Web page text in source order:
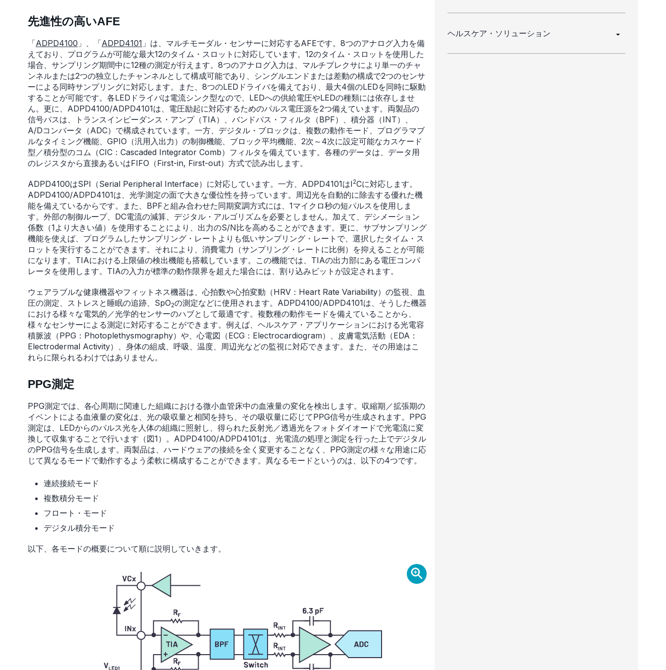
先進性の高いAFE
「ADPD4100 」、「ADPD4101 」は、マルチモーダル・センサーに対応するAFEです。8つのアナログ入力を備
えており、プログラムが可能な最大12のタイム・スロットに対応しています。12のタイム・スロットを使用した
場合、サンプリング期間中に12種の測定が行えます。8つのアナログ入力は、マルチプレクサにより単一のチャ
ンネルまたは2つの独立したチャンネルとして構成可能であり、シングルエンドまたは差動の構成で2つのセンサ
ーによる同時サンプリングに対応します。また、8つのLEDドライバを備えており、最大4個のLEDを同時に駆動
することが可能です。各LEDドライバは電流シンク型なので、LEDへの供給電圧やLEDの種類には依存しませ
ん。更に、ADPD4100/ADPD4101は、電圧励起に対応するためのパルス電圧源を2つ備えています。両製品の
信号パスは、トランスインピーダンス・アンプ（TIA）、バンドパス・フィルタ（BPF）、積分器（INT）、
A/Dコンバータ（ADC）で構成されています。一方、デジタル・ブロックは、複数の動作モード、プログラマブ
ルなタイミング機能、GPIO（汎用入出力）の制御機能、ブロック平均機能、2次～4次に設定可能なカスケード
型／積分型のコム（CIC：Cascaded Integrator Comb）フィルタを備えています。各種のデータは、データ用
のレジスタから直接あるいはFIFO（First-in, First-out）方式で読み出します。
ADPD4100はSPI（Serial Peripheral Interface）に対応しています。一方、ADPD4101はI2Cに対応します。
ADPD4100/ADPD4101は、光学測定の面で大きな優位性を持っています。周辺光を自動的に除去する優れた機
能を備えているからです。また、BPFと組み合わせた同期変調方式には、1マイクロ秒の短パルスを使用しま
す。外部の制御ループ、DC電流の減算、デジタル・アルゴリズムを必要としません。加えて、デシメーション
係数（1より大きい値）を使用することにより、出力のS/N比を高めることができます。更に、サブサンプリング
機能を使えば、プログラムしたサンプリング・レートよりも低いサンプリング・レートで、選択したタイム・ス
ロットを実行することができます。それにより、消費電力（サンプリング・レートに比例）を抑えることが可能
になります。TIAにおける上限値の検出機能も搭載しています。この機能では、TIAの出力部にある電圧コンパ
レータを使用します。TIAの入力が標準の動作限界を超えた場合には、割り込みビットが設定されます。
ウェアラブルな健康機器やフィットネス機器は、心拍数や心拍変動（HRV：Heart Rate Variability）の監視、血
圧の測定、ストレスと睡眠の追跡、SpO2の測定などに使用されます。ADPD4100/ADPD4101は、そうした機器
における様々な電気的／光学的センサーのハブとして最適です。複数種の動作モードを備えていることから、
様々なセンサーによる測定に対応することができます。例えば、ヘルスケア・アプリケーションにおける光電容
積脈波（PPG：Photoplethysmography）や、心電図（ECG：Electrocardiogram）、皮膚電気活動（EDA：
Electrodermal Activity）、身体の組成、呼吸、温度、周辺光などの監視に対応できます。また、その用途はこ
れらに限られるわけではありません。
PPG測定
PPG測定では、各心周期に関連した組織における微小血管床中の血液量の変化を検出します。収縮期／拡張期の
イベントによる血液量の変化は、光の吸収量と相関を持ち、その吸収量に応じてPPG信号が生成されます。PPG
測定は、LEDからのパルス光を人体の組織に照射し、得られた反射光／透過光をフォトダイオードで光電流に変
換して収集することで行います（図1）。ADPD4100/ADPD4101は、光電流の処理と測定を行った上でデジタル
のPPG信号を生成します。両製品は、ハードウェアの接続を全く変更することなく、PPG測定の様々な用途に応
じて異なるモードで動作するよう柔軟に構成することができます。異なるモードというのは、以下の4つです。
連続接続モード
複数積分モード
フロート・モード
デジタル積分モード
以下、各モードの概要について順に説明していきます。
ヘルスケア・ソリューション